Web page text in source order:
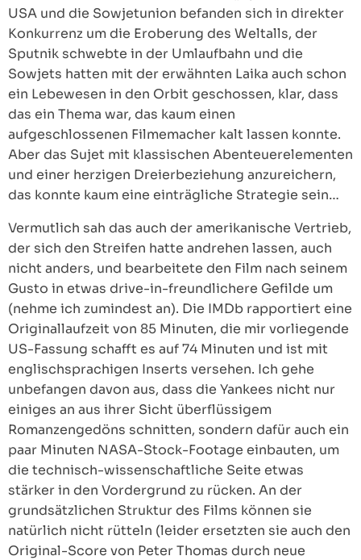
USA und die Sowjetunion befanden sich in direkter
Konkurrenz um die Eroberung des Weltalls, der
Sputnik schwebte in der Umlaufbahn und die
Sowjets hatten mit der erwähnten Laika auch schon
ein Lebewesen in den Orbit geschossen, klar, dass
das ein Thema war, das kaum einen
aufgeschlossenen Filmemacher kalt lassen konnte.
Aber das Sujet mit klassischen Abenteuerelementen
und einer herzigen Dreierbeziehung anzureichern,
das konnte kaum eine einträgliche Strategie sein…
Vermutlich sah das auch der amerikanische Vertrieb,
der sich den Streifen hatte andrehen lassen, auch
nicht anders, und bearbeitete den Film nach seinem
Gusto in etwas drive-in-freundlichere Gefilde um
(nehme ich zumindest an). Die IMDb rapportiert eine
Originallaufzeit von 85 Minuten, die mir vorliegende
US-Fassung schafft es auf 74 Minuten und ist mit
englischsprachigen Inserts versehen. Ich gehe
unbefangen davon aus, dass die Yankees nicht nur
einiges an aus ihrer Sicht überflüssigem
Romanzengedöns schnitten, sondern dafür auch ein
paar Minuten NASA-Stock-Footage einbauten, um
die technisch-wissenschaftliche Seite etwas
stärker in den Vordergrund zu rücken. An der
grundsätzlichen Struktur des Films können sie
natürlich nicht rütteln (leider ersetzten sie auch den
Original-Score von Peter Thomas durch neue